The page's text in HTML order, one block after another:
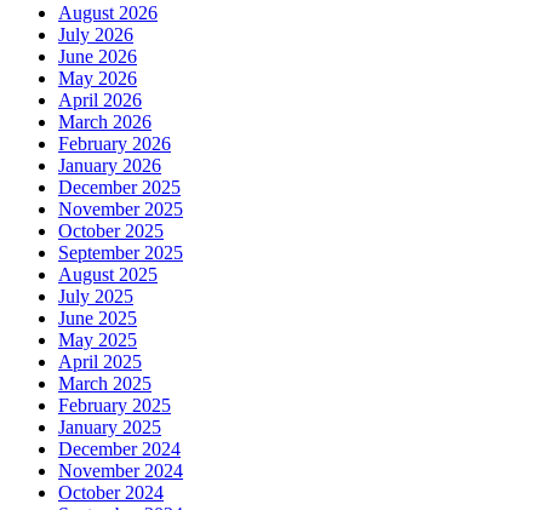
August 2026
July 2026
June 2026
May 2026
April 2026
March 2026
February 2026
January 2026
December 2025
November 2025
October 2025
September 2025
August 2025
July 2025
June 2025
May 2025
April 2025
March 2025
February 2025
January 2025
December 2024
November 2024
October 2024